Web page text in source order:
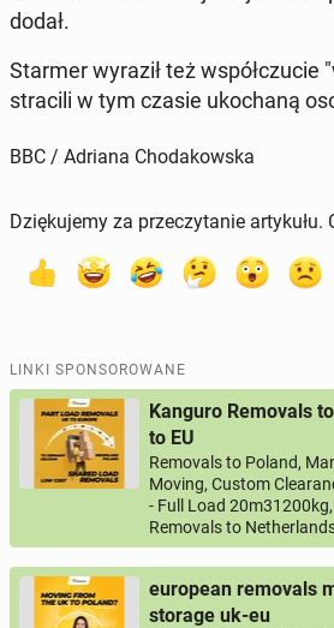
dodał.
Starmer wyraził też współ­czu­cie
stra­ci­li w tym czasie uko­cha­ną
BBC / Adriana Chodakowska
Dziękujemy za przeczytanie artykułu.
LINKI SPONSOROWANE
Kanguro Removals
to EU
Removals to Poland,
Moving, Custom
- Full Load
Removals to
european removals
storage uk-eu